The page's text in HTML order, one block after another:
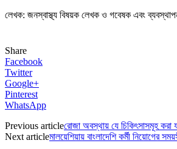
লেখক: জনস্বাস্থ্য বিষয়ক লেখক ও গবেষক এবং
Share
Facebook
Twitter
Google+
Pinterest
WhatsApp
Previous articleরোজা অবস্থায় যে চিকিৎসাসমূহ করা
Next articleমালয়েশিয়ায় বাংলাদেশি কর্মী নিয়োগের